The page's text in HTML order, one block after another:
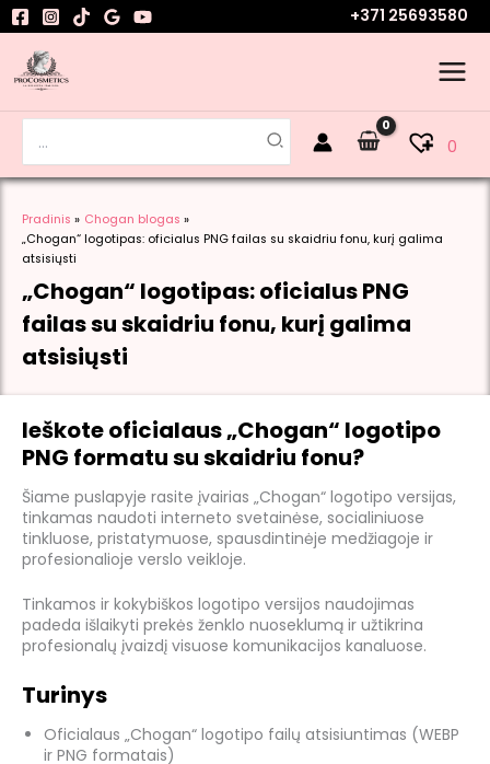
Pereiti
prie
turinio
+371 25693580
for:
0
Pradinis
Chogan blogas
„Chogan“ logotipas: oficialus PNG failas su skaidriu fonu, kurį galima
atsisiųsti
„Chogan“ logotipas: oficialus PNG
failas su skaidriu fonu, kurį galima
atsisiųsti
Ieškote oficialaus „Chogan“ logotipo
PNG formatu su skaidriu fonu?
Šiame puslapyje rasite įvairias „Chogan“ logotipo versijas,
tinkamas naudoti interneto svetainėse, socialiniuose
tinkluose, pristatymuose, spausdintinėje medžiagoje ir
profesionalioje verslo veikloje.
Tinkamos ir kokybiškos logotipo versijos naudojimas
padeda išlaikyti prekės ženklo nuoseklumą ir užtikrina
profesionalų įvaizdį visuose komunikacijos kanaluose.
Turinys
Oficialaus „Chogan“ logotipo failų atsisiuntimas (WEBP
ir PNG formatais)